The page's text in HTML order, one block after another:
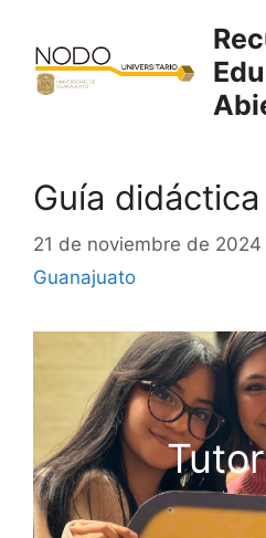
contenido
Guía
21 de noviembre de 2024
Guanajuato